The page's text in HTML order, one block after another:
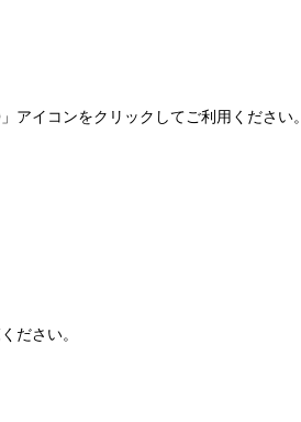
イコンをクリックしてご利用ください。
ださい。